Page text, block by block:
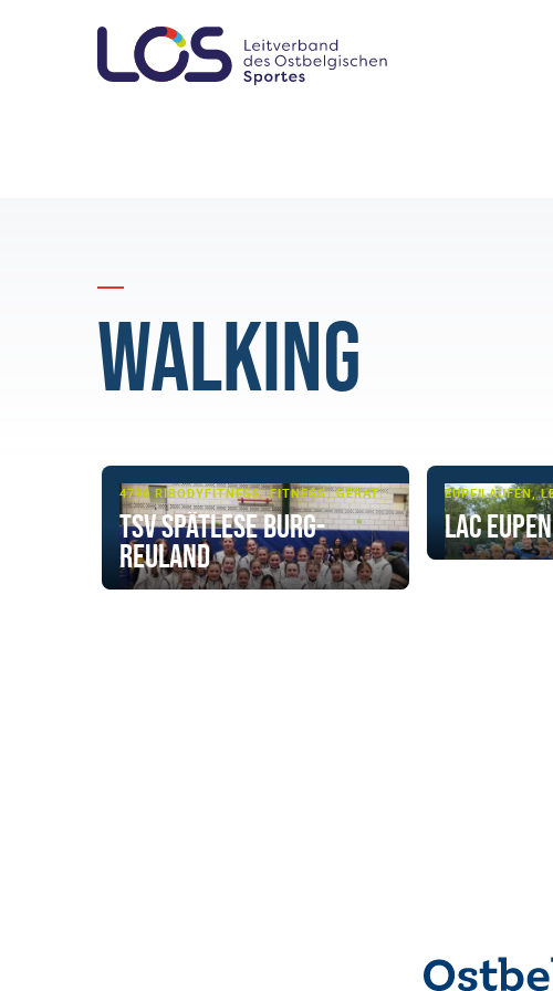
Walking
4790 RICHTENBERG BODYFITNESS, FITNESS, GERÄTETURNEN, LEICHTATHLETIK, MULTI-SPORT, TURNEN, TURNEN - BASIS, WALKING
TSV Spätlese Burg-
Reuland
EUPEN
LAC Eupen